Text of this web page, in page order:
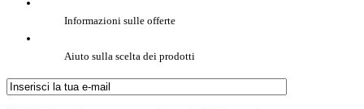
Informazioni sulle offerte
Aiuto sulla scelta dei prodotti